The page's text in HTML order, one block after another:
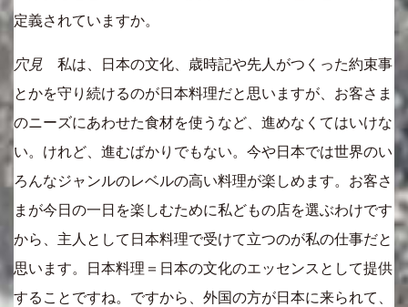
定義されていますか。
穴見 私は、日本の文化、歳時記や先人がつくった約束事
とかを守り続けるのが日本料理だと思いますが、お客さま
のニーズにあわせた食材を使うなど、進めなくてはいけな
い。けれど、進むばかりでもない。今や日本では世界のい
ろんなジャンルのレベルの高い料理が楽しめます。お客さ
まが今日の一日を楽しむために私どもの店を選ぶわけです
から、主人として日本料理で受けて立つのが私の仕事だと
思います。日本料理＝日本の文化のエッセンスとして提供
することですね。ですから、外国の方が日本に来られて、